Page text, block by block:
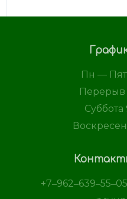
Пн — Пят
Перерыв
Суббота
+7‒962‒639‒55‒05